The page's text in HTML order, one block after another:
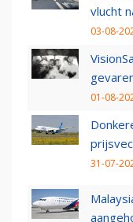
vlucht
03-08-
01-08-
31-07-